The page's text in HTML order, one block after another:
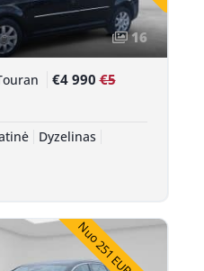
16
€4 990€5
Dyzelinas